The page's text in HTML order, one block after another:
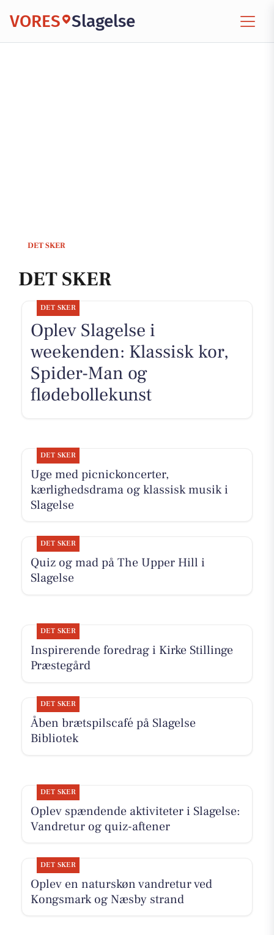
VORES Slagelse
DET SKER
DET SKER
DET SKER
Oplev Slagelse i
weekenden: Klassisk kor,
Spider-Man og
flødebollekunst
DET SKER
Uge med picnickoncerter,
kærlighedsdrama og klassisk musik i
Slagelse
DET SKER
Quiz og mad på The Upper Hill i
Slagelse
DET SKER
Inspirerende foredrag i Kirke Stillinge
Præstegård
DET SKER
Åben brætspilscafé på Slagelse
Bibliotek
DET SKER
Oplev spændende aktiviteter i Slagelse:
Vandretur og quiz-aftener
DET SKER
Oplev en naturskøn vandretur ved
Kongsmark og Næsby strand